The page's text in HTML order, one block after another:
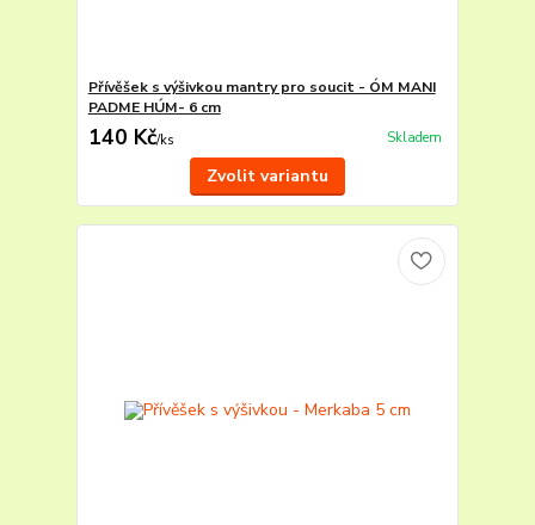
Přívěšek s výšivkou mantry pro soucit - ÓM MANI
PADME HÚM- 6 cm
140 Kč/ks Skladem
Zvolit variantu